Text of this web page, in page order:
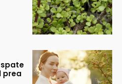
spate
prea